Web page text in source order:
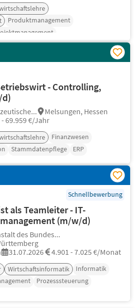
Produktmanagement
- Controlling,
Melsungen, Hessen
- 69.959 €/Jahr
Finanzwesen
Stammdatenpflege ERP
Schnellbewerbung
als Teamleiter - IT-
(m/w/d)
des Bundes...
31.07.2026 4.901 - 7.025 €/Monat
Wirtschaftsinformatik
Informatik
Prozesssteuerung